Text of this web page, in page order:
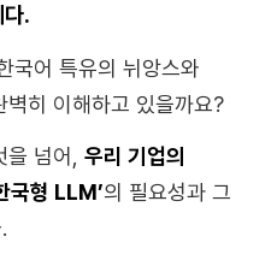
.
국어 특유의 뉘앙스와
히 이해하고 있을까요?
을 넘어, 우리 기업의
국형 LLM’의 필요성과 그